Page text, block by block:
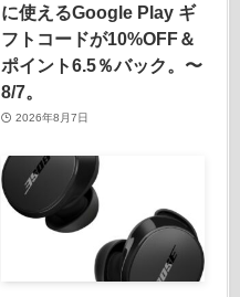
に使えるGoogle Play ギ
フトコードが10%OFF＆
ポイント6.5％バック。〜
8/7。
2026年8月7日